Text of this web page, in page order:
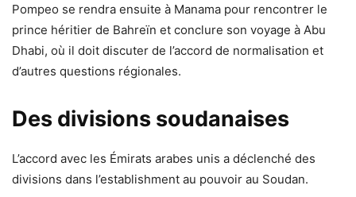
Pompeo se rendra ensuite à Manama pour rencontrer le
prince héritier de Bahreïn et conclure son voyage à Abu
Dhabi, où il doit discuter de l’accord de normalisation et
d’autres questions régionales.
Des divisions soudanaises
L’accord avec les Émirats arabes unis a déclenché des
divisions dans l’establishment au pouvoir au Soudan.